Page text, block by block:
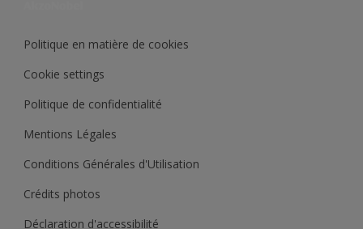
Politique en matière de cookies
Cookie settings
Politique de confidentialité
Mentions Légales
Conditions Générales d'Utilisation
Crédits photos
Déclaration d'accessibilité